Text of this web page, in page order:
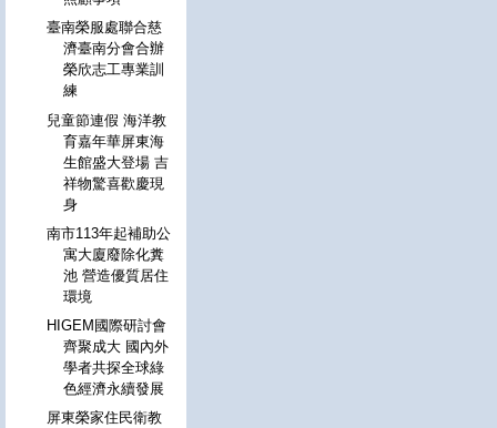
臺南榮服處聯合慈
濟臺南分會合辦
榮欣志工專業訓
練
兒童節連假 海洋教
育嘉年華屏東海
生館盛大登場 吉
祥物驚喜歡慶現
身
南市113年起補助公
寓大廈廢除化糞
池 營造優質居住
環境
HIGEM國際研討會
齊聚成大 國內外
學者共探全球綠
色經濟永續發展
屏東榮家住民衛教